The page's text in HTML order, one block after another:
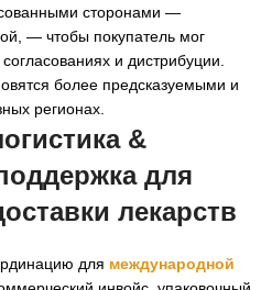
сторонами —
— чтобы покупатель мог
и дистрибуции.
более предсказуемыми и
регионах.
&
для
лекарств
для международной